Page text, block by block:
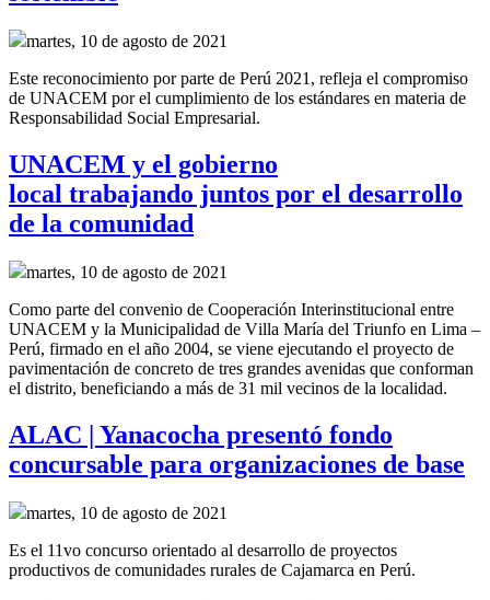
martes, 10 de agosto de 2021
Este reconocimiento por parte de Perú 2021, refleja el compromiso
de UNACEM por el cumplimiento de los estándares en materia de
Responsabilidad Social Empresarial.
UNACEM y el gobierno
local trabajando juntos por el desarrollo
de la comunidad
martes, 10 de agosto de 2021
Como parte del convenio de Cooperación Interinstitucional entre
UNACEM y la Municipalidad de Villa María del Triunfo en Lima –
Perú, firmado en el año 2004, se viene ejecutando el proyecto de
pavimentación de concreto de tres grandes avenidas que conforman
el distrito, beneficiando a más de 31 mil vecinos de la localidad.
ALAC | Yanacocha presentó fondo
concursable para organizaciones de base
martes, 10 de agosto de 2021
Es el 11vo concurso orientado al desarrollo de proyectos
productivos de comunidades rurales de Cajamarca en Perú.